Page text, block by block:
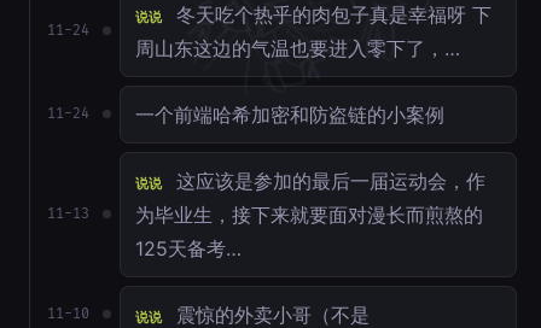
11-24
说说
冬天吃个热乎的肉包子真是幸福呀 下
周山东这边的气温也要进入零下了，…
11-24 一个前端哈希加密和防盗链的小案例
11-13
说说
这应该是参加的最后一届运动会，作
为毕业生，接下来就要面对漫长而煎熬的
125天备考…
11-10 说说 震惊的外卖小哥（不是